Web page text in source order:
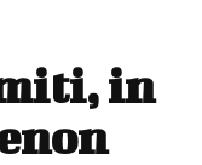
in